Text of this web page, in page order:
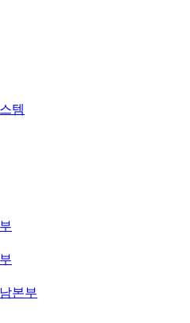
템
본부